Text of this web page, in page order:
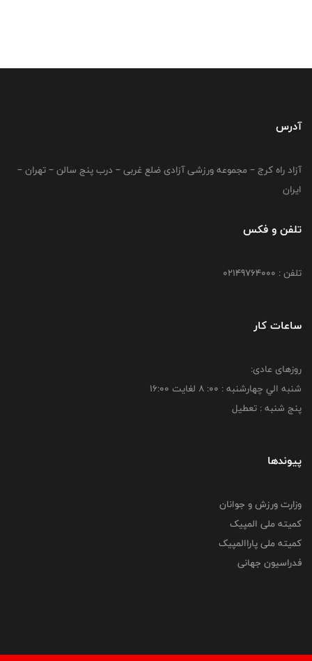
آدرس
آزاد راه کرج – مجموعه ورزشی آزادی ضلع غربی – درب پنج سالن – تهران –
ایران
تلفن و فکس
تلفن : 02149764000
ساعات کار
روزهای عادی:
شنبه الي چهارشنبه : 00: 8 لغايت 16:00
پنج شنبه : تعطیل
پیوندها
وزارت ورزش و جوانان
کمیته ملی المپیک
کمیته ملی پاراالمپیک
فدراسیون جهانی